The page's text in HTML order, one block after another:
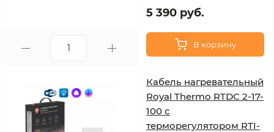
5 390 руб.
В корзину
Кабель нагревательный
Royal Thermo RTDC 2-17-
100 с
терморегулятором RTI-